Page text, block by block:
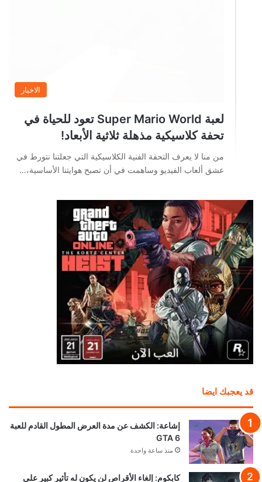
الاخبار
لعبة Super Mario World تعود للحياة في
تحفة كلاسيكية مذهلة ثلاثية الأبعاد!
من منا لا يعرف التحفة الفنية الكلاسيكية التي جعلتنا نتورط في
عشق ألعاب الفيديو وساهمت في أن تصبح هوايتنا الأساسية،…
قد يعجبك ايضا
إشاعة: الكشف عن مدة العرض المطول القادم للعبة
GTA 6
منذ ساعة واحدة
كابكوم: إلغاء الأقراص لن يكون له تأثير كبير على